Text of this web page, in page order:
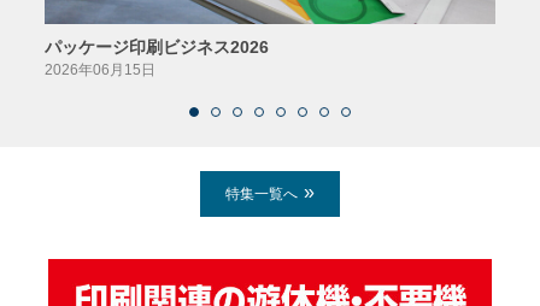
パッケージ印刷ビジネス2026
2026年06月15日
特集一覧へ